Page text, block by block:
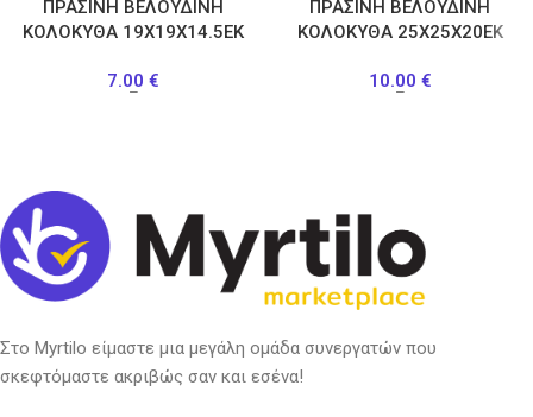
ΠΡΑΣΙΝΗ ΒΕΛΟΥΔΙΝΗ
ΚΟΛΟΚΥΘΑ 19Χ19Χ14.5ΕΚ
7.00 €
–
ΠΡΑΣΙΝΗ ΒΕΛΟΥΔΙΝΗ
ΚΟΛΟΚΥΘΑ 25Χ25Χ20ΕΚ
10.00 €
–
Στο Myrtilo είμαστε μια μεγάλη ομάδα συνεργατών που
σκεφτόμαστε ακριβώς σαν και εσένα!